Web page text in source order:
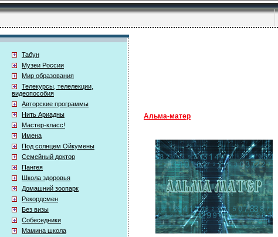
Табун
Музеи России
Мир образования
Телекурсы, телелекции,
видеопособия
Авторские программы
Нить Ариадны
Мастер-класс!
Имена
Под солнцем Ойкумены
Семейный доктор
Пангея
Школа здоровья
Домашний зоопарк
Рекордсмен
Без визы
Собеседники
Мамина школа
Альма-матер